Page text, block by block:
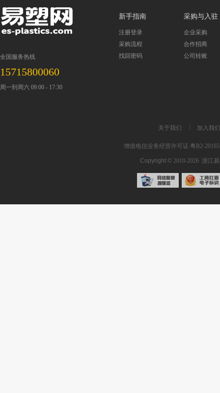
全国服务热线
15715800060
周一到周六 09:00 - 17:30
新手指南
注册登录
采购流程
找回密码
采购与入驻
企业采购
合作招商
公司转账
关于我们 加入我们
增值电信业务经营许可证:粤B2-
Copyright © 2010-2026 浙江